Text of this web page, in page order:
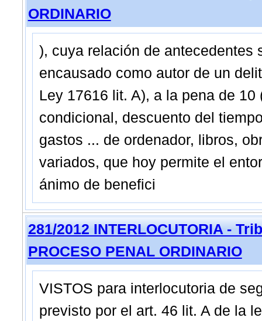
ORDINARIO
), cuya relación de antecedentes
encausado como autor de un
Ley 17616 lit. A), a la pena de
condicional, descuento del
gastos ... de ordenador, libros,
variados, que hoy permite el
ánimo de benefici
281/2012 INTERLOCUTORIA -
PROCESO PENAL ORDINARIO
VISTOS para interlocutoria de
previsto por el art. 46 lit. A de la